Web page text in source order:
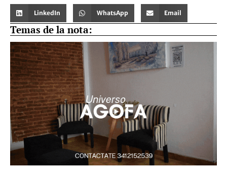
LinkedIn WhatsApp Email
Temas de la nota: